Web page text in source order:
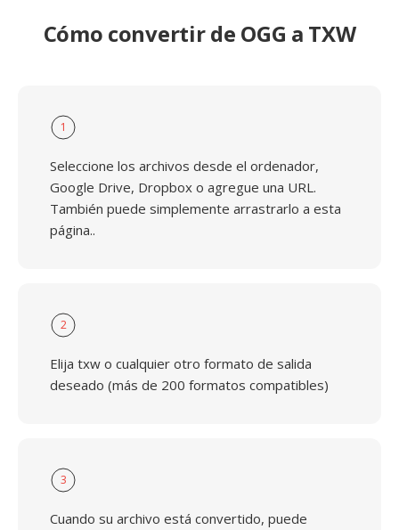
Cómo convertir de OGG a TXW
1
Seleccione los archivos desde el ordenador,
Google Drive, Dropbox o agregue una URL.
También puede simplemente arrastrarlo a esta
página..
2
Elija txw o cualquier otro formato de salida
deseado (más de 200 formatos compatibles)
3
Cuando su archivo está convertido, puede